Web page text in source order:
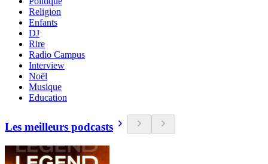
Religion
Enfants
DJ
Rire
Radio Campus
Interview
Noël
Musique
Education
Les meilleurs podcasts